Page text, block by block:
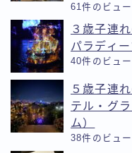
61件のビュー
３歳子連
パラディ
40件のビュー
５歳子連
テル・グ
ム）
38件のビュー